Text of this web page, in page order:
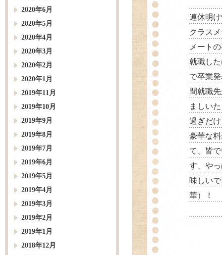
2020年6月
2020年5月
2020年4月
2020年3月
2020年2月
2020年1月
2019年11月
2019年10月
2019年9月
2019年8月
2019年7月
2019年6月
2019年5月
2019年4月
2019年3月
2019年2月
2019年1月
2018年12月
連休明
クラス
メート
就職し
で卒業
間就職
ましい
過ぎだ
豪華な
て、皆
す、や
味しい
華）！